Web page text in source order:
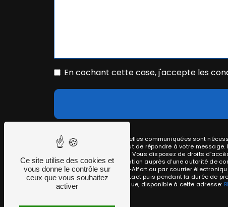
En cochant cette case, j'accepte les
** Les données personnelles communiquées sont
traitants dans le seul but de répondre à votre
akverotech@gmail.com. Vous disposez de droits
d’introduire une réclamation auprès d’une autorité de
Suchet, 94700 Maisons-Alfort ou par courrier
période de prise de contact puis pendant la durée de
démarchage téléphonique, disponible à cette adresse:
Ce site utilise des cookies et
vous donne le contrôle sur
ceux que vous souhaitez
activer